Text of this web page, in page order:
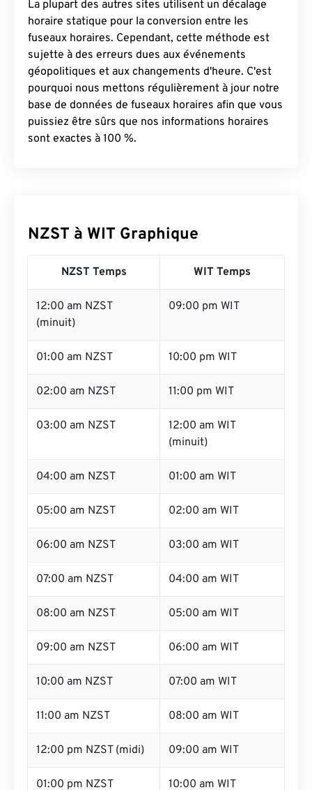
La plupart des autres sites utilisent un décalage
horaire statique pour la conversion entre les
fuseaux horaires. Cependant, cette méthode est
sujette à des erreurs dues aux événements
géopolitiques et aux changements d'heure. C'est
pourquoi nous mettons régulièrement à jour notre
base de données de fuseaux horaires afin que vous
puissiez être sûrs que nos informations horaires
sont exactes à 100 %.
NZST à WIT Graphique
NZST Temps WIT Temps
12:00 am NZST
(minuit)
09:00 pm WIT
01:00 am NZST 10:00 pm WIT
02:00 am NZST 11:00 pm WIT
03:00 am NZST
12:00 am WIT
(minuit)
04:00 am NZST 01:00 am WIT
05:00 am NZST 02:00 am WIT
06:00 am NZST 03:00 am WIT
07:00 am NZST 04:00 am WIT
08:00 am NZST 05:00 am WIT
09:00 am NZST 06:00 am WIT
10:00 am NZST 07:00 am WIT
11:00 am NZST 08:00 am WIT
12:00 pm NZST (midi) 09:00 am WIT
01:00 pm NZST 10:00 am WIT